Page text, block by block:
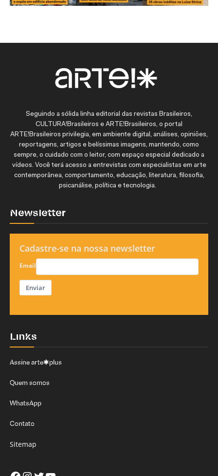
Seguindo a sólida linha editorial das revistas Brasileiros,
CULTURA!Brasileiros e ARTE!Brasileiros, o portal
ARTE!Brasileiros privilegia, em ambiente digital, análises, opiniões,
reportagens, artigos e belíssimas imagens, mantendo, como
sempre, o cuidado com o leitor, com espaço especial dedicado a
vídeos. Você terá acesso a entrevistas com especialistas em arte
contemporânea, comportamento, educação, literatura, filosofia,
psicanálise, política e tecnologia.
Newsletter
Cadastre-se na nossa newsletter
Email
Enviar
Links
Assine arte✱plus
Quem somos
WhatsApp
Contato
Sitemap